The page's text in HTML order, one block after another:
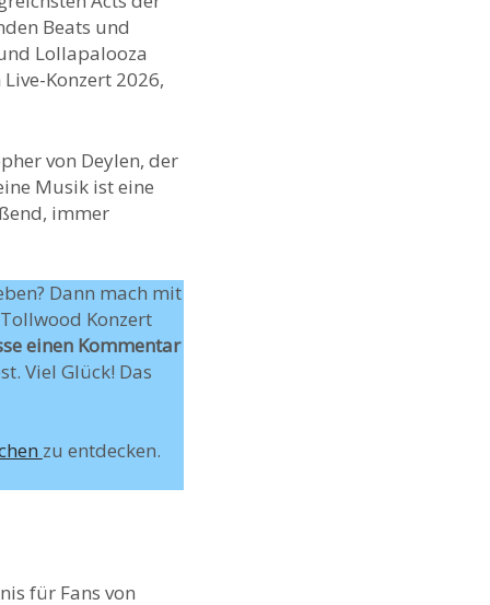
Beats und
Lollapalooza
Konzert 2026,
von Deylen, der
Musik ist eine
immer
Dann mach mit
Konzert
einen Kommentar
Viel Glück! Das
zu entdecken.
für Fans von